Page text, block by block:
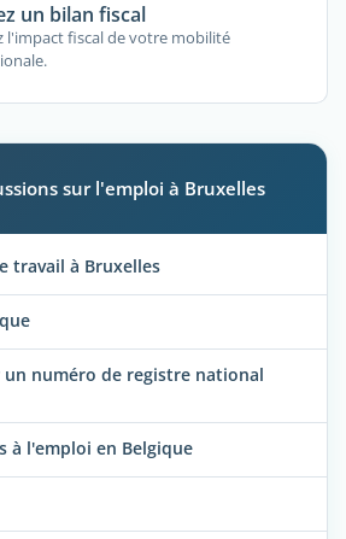
un bilan fiscal
l'impact fiscal de votre mobilité
sur l'emploi à Bruxelles
travail à Bruxelles
numéro de registre national
à l'emploi en Belgique